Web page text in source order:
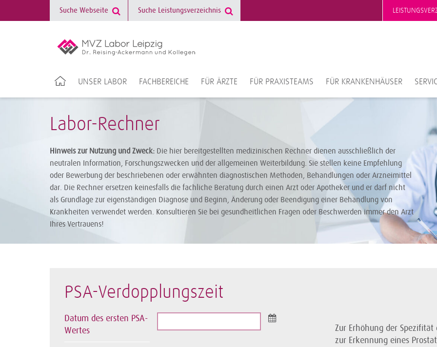
UNSER LABOR FACHBEREICHE FÜR ÄRZTE FÜR PRAXISTEAMS FÜR KRANKENHÄUSER
Labor-Rechner
Hinweis zur Nutzung und Zweck: Die hier bereitgestellten medizinischen Rechner dienen ausschließlich der
neutralen Information, Forschungszwecken und der allgemeinen Weiterbildung. Sie stellen keine Empfehlung
oder Bewerbung der beschriebenen oder erwähnten diagnostischen Methoden, Behandlungen oder Arzneimittel
dar. Die Rechner ersetzen keinesfalls die fachliche Beratung durch einen Arzt oder Apotheker und er darf nicht
als Grundlage zur eigenständigen Diagnose und Beginn, Änderung oder Beendigung einer Behandlung von
Krankheiten verwendet werden. Konsultieren Sie bei gesundheitlichen Fragen oder Beschwerden immer den Arzt
Ihres Vertrauens!
PSA-Verdopplungszeit
Datum des ersten PSA-
Wertes
Zur Erhöhung der
zur Erkennung eines